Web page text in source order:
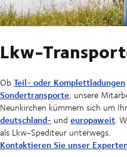
Lkw-
Ob Teil- oder Komplettladungen
Sondertransporte, unsere
Neunkirchen kümmern sich um
deutschland- und europaweit.
als Lkw-Spediteur unterwegs.
Kontaktieren Sie unser